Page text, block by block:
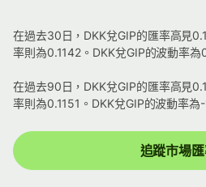
在過去30日，DKK兌GIP的匯率高見
率則為0.1142。DKK兌GIP的波動率為
在過去90日，DKK兌GIP的匯率高見
率則為0.1151。DKK兌GIP的波動率為-
追蹤市場